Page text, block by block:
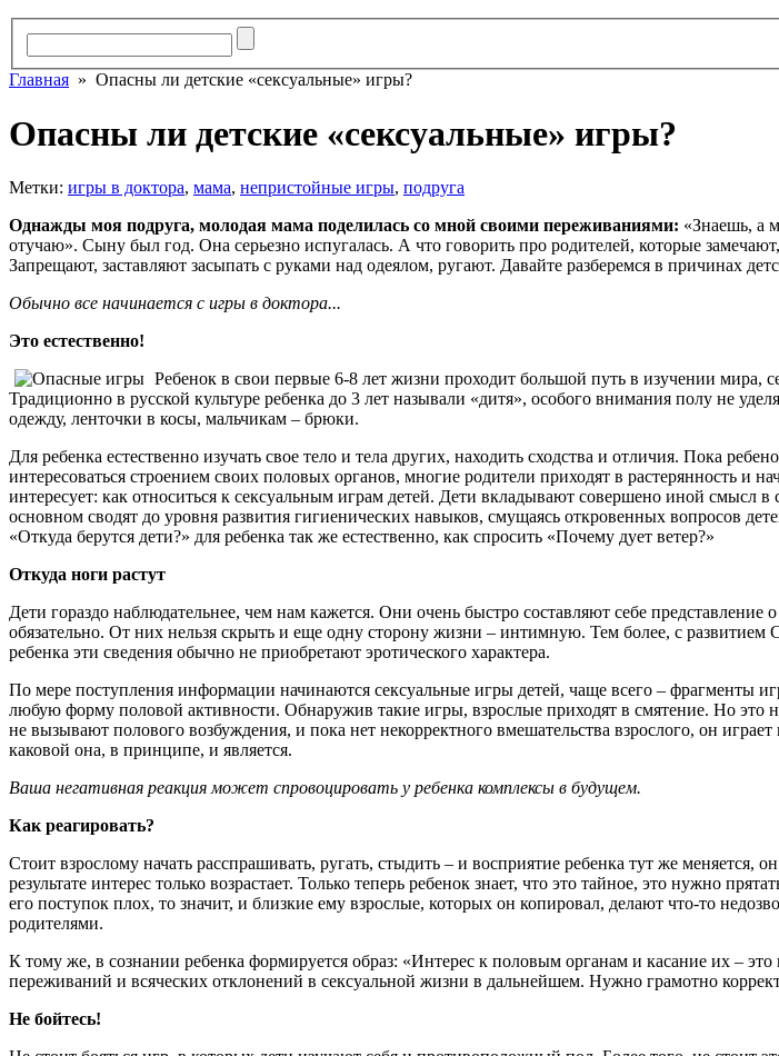
Главная » Опасны ли детские «сексуальные» игры?
Опасны ли детские «сексуальные» игры?
Метки: игры в доктора, мама, непристойные игры, подруга
Однажды моя подруга, молодая мама поделилась со мной своими переживаниями: «Знаешь, а
отучаю». Сыну был год. Она серьезно испугалась. А что говорить про родителей, которые
Запрещают, заставляют засыпать с руками над одеялом, ругают. Давайте разберемся в причинах
Обычно все начинается с игры в доктора...
Это естественно!
Ребенок в свои первые 6-8 лет жизни проходит большой путь в изучении мира,
Традиционно в русской культуре ребенка до 3 лет называли «дитя», особого внимания полу не
одежду, ленточки в косы, мальчикам – брюки.
Для ребенка естественно изучать свое тело и тела других, находить сходства и отличия. Пока
интересоваться строением своих половых органов, многие родители приходят в растерянность и
интересует: как относиться к сексуальным играм детей. Дети вкладывают совершено иной смысл
основном сводят до уровня развития гигиенических навыков, смущаясь откровенных вопросов
«Откуда берутся дети?» для ребенка так же естественно, как спросить «Почему дует ветер?»
Откуда ноги растут
Дети гораздо наблюдательнее, чем нам кажется. Они очень быстро составляют себе
обязательно. От них нельзя скрыть и еще одну сторону жизни – интимную. Тем более, с
ребенка эти сведения обычно не приобретают эротического характера.
По мере поступления информации начинаются сексуальные игры детей, чаще всего – фрагменты
любую форму половой активности. Обнаружив такие игры, взрослые приходят в смятение. Но
не вызывают полового возбуждения, и пока нет некорректного вмешательства взрослого, он
каковой она, в принципе, и является.
Ваша негативная реакция может спровоцировать у ребенка комплексы в будущем.
Как реагировать?
Стоит взрослому начать расспрашивать, ругать, стыдить – и восприятие ребенка тут же
результате интерес только возрастает. Только теперь ребенок знает, что это тайное, это нужно
его поступок плох, то значит, и близкие ему взрослые, которых он копировал, делают что-то
родителями.
К тому же, в сознании ребенка формируется образ: «Интерес к половым органам и касание их –
переживаний и всяческих отклонений в сексуальной жизни в дальнейшем. Нужно грамотно
Не бойтесь!